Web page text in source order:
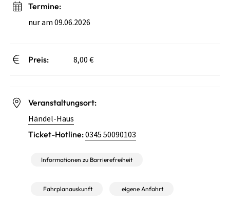
Termine:
nur am 09.06.2026
Preis: 8,00 €
Veranstaltungsort:
Händel-Haus
Ticket-Hotline:0345 50090103
Informationen zu Barrierefreiheit
Fahrplanauskunft eigene Anfahrt